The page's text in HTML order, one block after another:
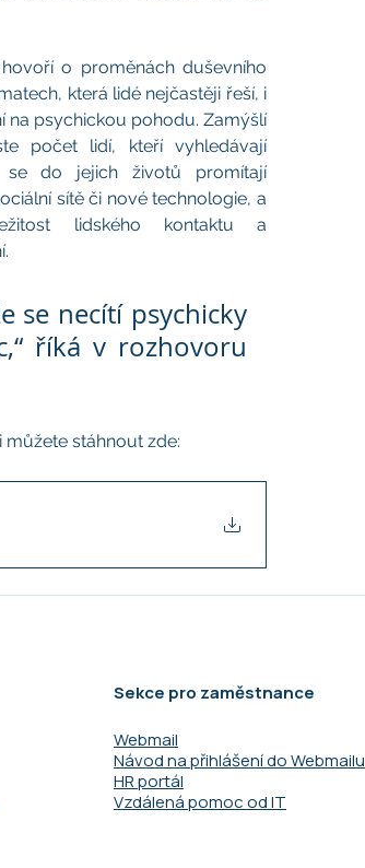
o proměnách duševního
která lidé nejčastěji řeší, i
na psychickou pohodu. Zamýšlí
počet lidí, kteří vyhledávají
se do jejich životů promítají
sítě či nové technologie, a
lidského kontaktu a
se necítí psychicky
říká v rozhovoru
můžete stáhnout zde:
Sekce pro zaměstnance
Webmail
Návod na přihlášení do Webmailu
HR portál
Vzdálená pomoc od IT